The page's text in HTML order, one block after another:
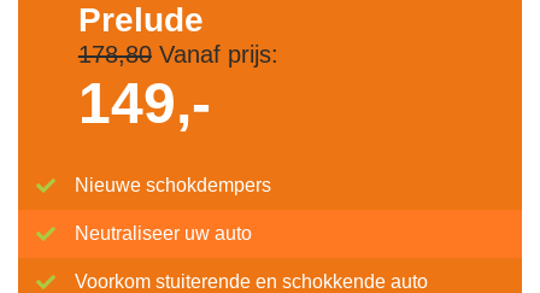
Prelude
178,80Vanaf prijs:
149,-
Nieuwe schokdempers
Neutraliseer uw auto
Voorkom stuiterende en schokkende auto